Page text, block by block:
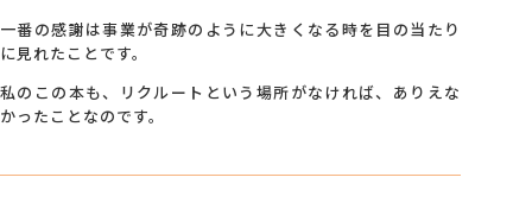
一番の感謝は事業が奇跡のように大きくなる時を目の当たり
に見れたことです。
私のこの本も、リクルートという場所がなければ、ありえな
かったことなのです。